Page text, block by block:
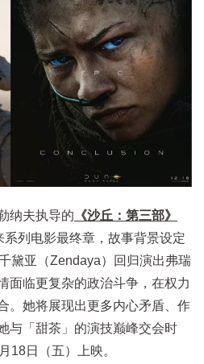
纳夫执导的 《沙丘：第三部》
系列电影最终章，故事背景设定
黛亚（Zendaya）回归演出弗瑞
面临更复杂的政治斗争，在权力
。她将展现出更多内心矛盾、作
与「甜茶」的演技巅峰交会时
18日（五）上映。